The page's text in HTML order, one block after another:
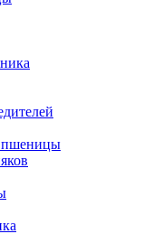
пшеницы